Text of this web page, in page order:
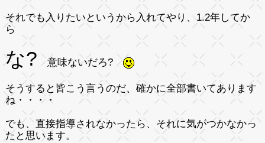
それでも入りたいというから入れてやり、1.2年してか
ら
な? 意味ないだろ?
そうすると皆こう言うのだ、確かに全部書いてあります
ね・・・・
でも、直接指導されなかったら、それに気がつかなかっ
たと思います。